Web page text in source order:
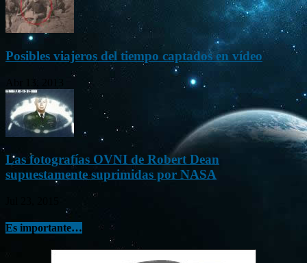
Posibles viajeros del tiempo captados en vídeo
Las fotografías OVNI de Robert Dean
supuestamente suprimidas por NASA
Es importante…